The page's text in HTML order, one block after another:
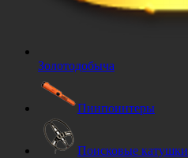
Золотодобыча
Пинпоинтеры
Поисковые катушки